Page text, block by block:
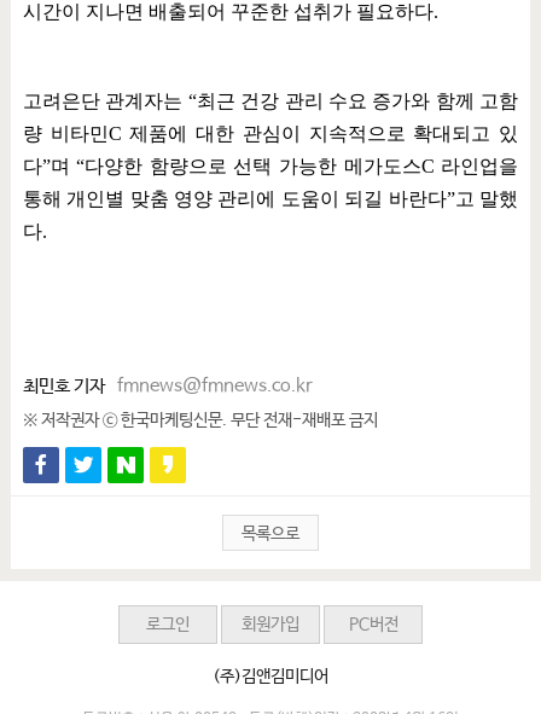
시간이 지나면 배출되어 꾸준한 섭취가 필요하다.
고려은단 관계자는 “최근 건강 관리 수요 증가와 함께 고함
량 비타민C제품에 대한 관심이 지속적으로 확대되고 있
다”며“다양한 함량으로 선택 가능한 메가도스C 라인업을
통해 개인별 맞춤 영양 관리에 도움이 되길 바란다”고 말했
다.
최민호 기자 fmnews@fmnews.co.kr
※ 저작권자 ⓒ 한국마케팅신문. 무단 전재-재배포 금지
목록으로
로그인 회원가입 PC버전
(주)김앤김미디어